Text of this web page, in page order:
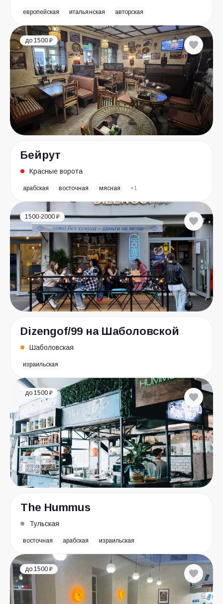
европейская итальянская авторская
до 1500 ₽
Бейрут
Красные ворота
арабская восточная мясная +1
1500-2000 ₽
Dizengof/99 на Шаболовской
Шаболовская
израильская
до 1500 ₽
The Hummus
Тульская
восточная арабская израильская
до 1500 ₽